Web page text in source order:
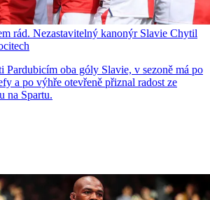
rád. Nezastavitelný kanonýr Slavie Chytil
oba góly Slavie, v sezoně má po
a po výhře otevřeně přiznal radost ze
na Spartu.